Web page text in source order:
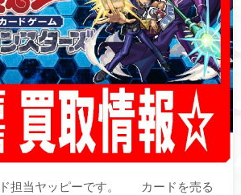
ド担当ヤッピーです。 カードを売る